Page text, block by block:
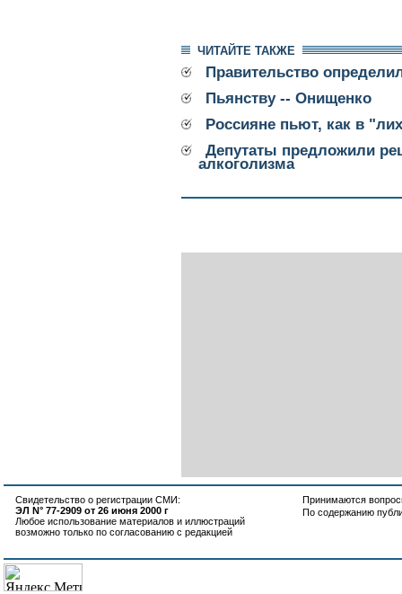
ЧИТАЙТЕ ТАКЖЕ
Правительство
Пьянству -- Онищенко
Россияне пьют, как в
Депутаты предложили
алкоголизма
Свидетельство о регистрации СМИ:
ЭЛ N° 77-2909 от 26 июня 2000 г
Любое использование материалов и иллюстраций
возможно только по согласованию с редакцией
Принимаются
По содержанию